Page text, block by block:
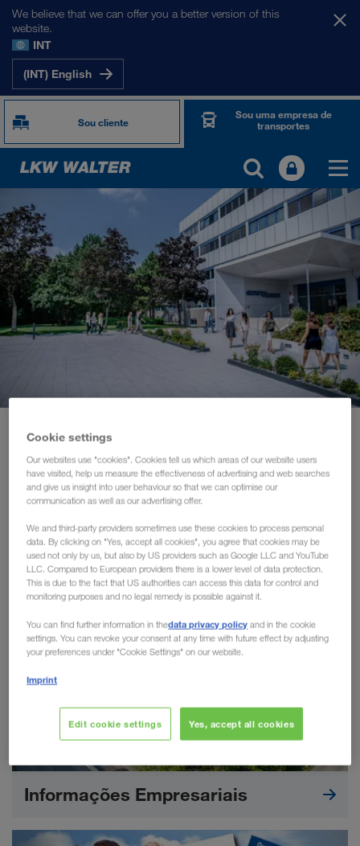
We believe that we can offer you a better version of this
website.
INT
(INT) English
Sou cliente
Sou uma empresa de
transportes
SOBRE NÓS
Informações Empresariais
SHEQ-Management
Responsabilidade social
FAQ de parceiros de transporte
Compliance
WALTER GROUP
Home Sobre nós
Sobre nós
nossa principal atividade de negócioconsiste na
organização de transportes de cargas completas por
estrada e através dotráfego combinadoem toda a
Europa,de e para a Rússia, a Ásia Central,oMédio
Oriente e o Norte de África.
Informações Empresariais
Cookie settings
Our websites use "cookies". Cookies tell us which areas of our website users
have visited, help us measure the effectiveness of advertising and web searches
and give us insight into user behaviour so that we can optimise our
communication as well as our advertising offer.
We and third-party providers sometimes use these cookies to process personal
data. By clicking on "Yes, accept all cookies", you agree that cookies may be
used not only by us, but also by US providers such as Google LLC and YouTube
LLC. Compared to European providers there is a lower level of data protection.
This is due to the fact that US authorities can access this data for control and
monitoring purposes and no legal remedy is possible against it.
You can find further information in thedata privacy policy and in the cookie
settings. You can revoke your consent at any time with future effect by adjusting
your preferences under "Cookie Settings" on our website.
Imprint
Edit cookie settings Yes, accept all cookies